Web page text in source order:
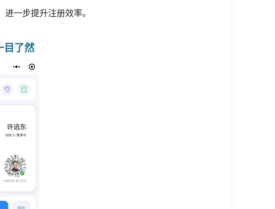
进一步提升注册效率。
目了然